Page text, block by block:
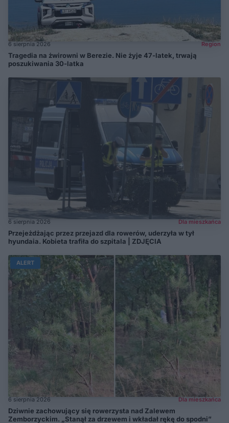
6 sierpnia 2026 Region
Tragedia na żwirowni w Berezie. Nie żyje 47-latek, trwają
poszukiwania 30-latka
6 sierpnia 2026 Dla mieszkańca
Przejeżdżając przez przejazd dla rowerów, uderzyła w tył
hyundaia. Kobieta trafiła do szpitala | ZDJĘCIA
ALERT
6 sierpnia 2026 Dla mieszkańca
Dziwnie zachowujący się rowerzysta nad Zalewem
Zemborzyckim. „Stanął za drzewem i wkładał rękę do spodni”